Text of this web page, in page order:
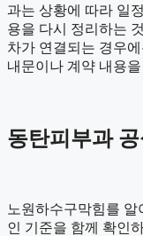
과는 상황에 따라 일
용을 다시 정리하는
차가 연결되는 경우
내문이나 계약 내용
동탄피부과
노원하수구막힘를
인 기준을 함께 확인